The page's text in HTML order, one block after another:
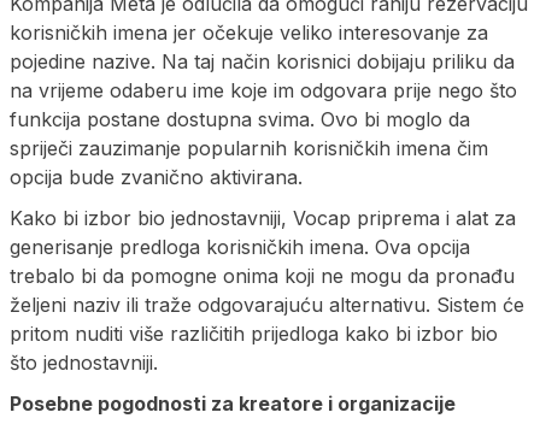
korisničkih imena jer očekuje veliko interesovanje za
pojedine nazive. Na taj način korisnici dobijaju priliku da
na vrijeme odaberu ime koje im odgovara prije nego što
funkcija postane dostupna svima. Ovo bi moglo da
spriječi zauzimanje popularnih korisničkih imena čim
opcija bude zvanično aktivirana.
Kako bi izbor bio jednostavniji, Vocap priprema i alat za
generisanje predloga korisničkih imena. Ova opcija
trebalo bi da pomogne onima koji ne mogu da pronađu
željeni naziv ili traže odgovarajuću alternativu. Sistem će
pritom nuditi više različitih prijedloga kako bi izbor bio
što jednostavniji.
Posebne pogodnosti za kreatore i organizacije